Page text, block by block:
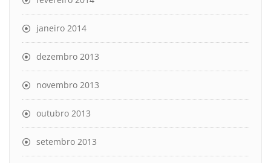
janeiro 2014
dezembro 2013
novembro 2013
outubro 2013
setembro 2013